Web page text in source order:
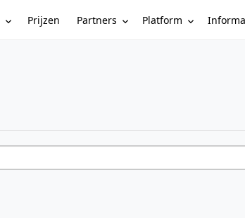
Prijzen Partners Platform